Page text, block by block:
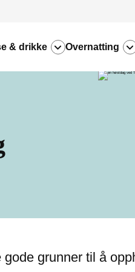
& drikke Overnatting
grunner til å